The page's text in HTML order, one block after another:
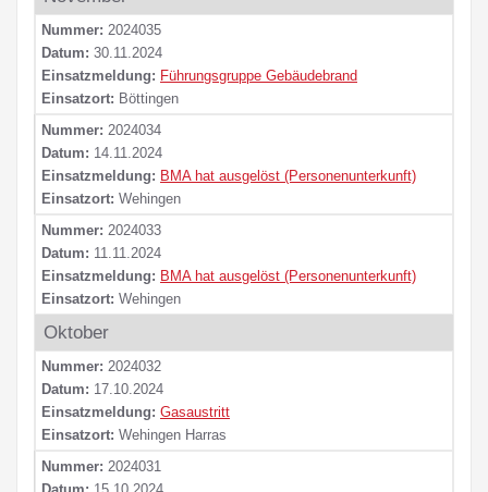
Nummer: 2024035
Datum: 30.11.2024
Einsatzmeldung: Führungsgruppe Gebäudebrand
Einsatzort: Böttingen
Nummer: 2024034
Datum: 14.11.2024
Einsatzmeldung: BMA hat ausgelöst (Personenunterkunft)
Einsatzort: Wehingen
Nummer: 2024033
Datum: 11.11.2024
Einsatzmeldung: BMA hat ausgelöst (Personenunterkunft)
Einsatzort: Wehingen
Oktober
Nummer: 2024032
Datum: 17.10.2024
Einsatzmeldung: Gasaustritt
Einsatzort: Wehingen Harras
Nummer: 2024031